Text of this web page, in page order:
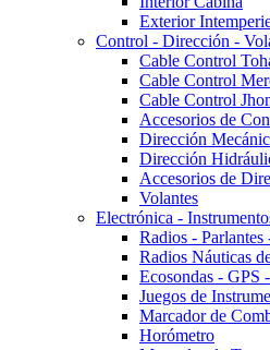
Exterior
Control - Dirección -
Cable Control
Cable Control
Cable Control
Accesorios de
Dirección
Dirección
Accesorios de
Volantes
Electrónica -
Radios - Parlantes
Radios Náuticas
Ecosondas - GPS
Juegos de
Marcador de
Horómetro